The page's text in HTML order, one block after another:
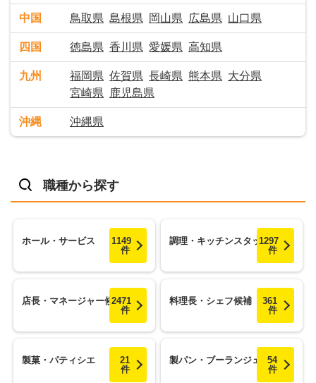
中国 鳥取県 島根県 岡山県 広島県 山口県
四国 徳島県 香川県 愛媛県 高知県
九州 福岡県 佐賀県 長崎県 熊本県 大分県
宮崎県
鹿児島県
沖縄 沖縄県
職種から探す
ホール・サービス
1149
件
調理・キッチンスタッフ
1297
件
店長・マネージャー候補
2471
件
料理長・シェフ候補
361
件
製菓・パティシエ
21
件
製パン・ブーランジェ
54
件